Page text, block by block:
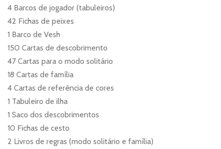
4 Barcos de jogador (tabuleiros)
42 Fichas de peixes
1 Barco de Vesh
150 Cartas de descobrimento
47 Cartas para o modo solitário
18 Cartas de família
4 Cartas de referência de cores
1 Tabuleiro de ilha
1 Saco dos descobrimentos
10 Fichas de cesto
2 Livros de regras (modo solitário e família)